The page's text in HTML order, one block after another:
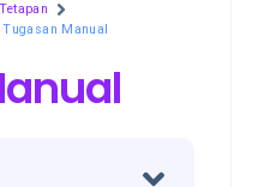
Tetapan
Tugasan Manual